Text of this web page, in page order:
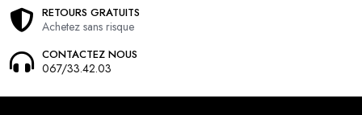
RETOURS GRATUITS
Achetez sans risque
CONTACTEZ NOUS
067/33.42.03